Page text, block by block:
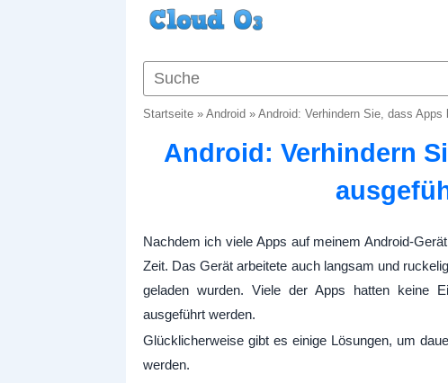
Startseite» Android » Android: Verhindern Sie, dass
Android: Verhindern
Nachdem ich viele Apps auf meinem Android-
Zeit. Das Gerät arbeitete auch langsam und
geladen wurden. Viele der Apps hatten keine
ausgeführt werden.
Glücklicherweise gibt es einige Lösungen, um
werden.